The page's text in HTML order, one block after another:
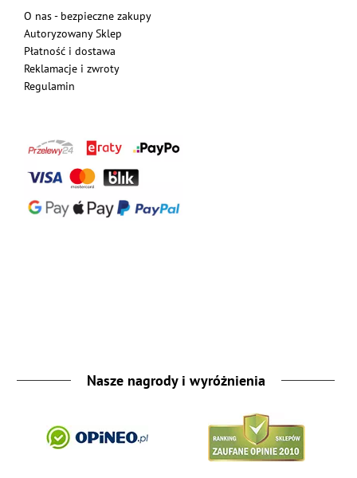
O nas - bezpieczne zakupy
Autoryzowany Sklep
Płatność i dostawa
Reklamacje i zwroty
Regulamin
Nasze nagrody i wyróżnienia